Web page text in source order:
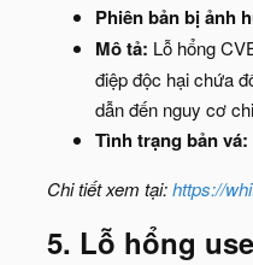
Phiên bản bị ảnh
Mô tả: Lỗ hổng
điệp độc hại chứa
dẫn đến nguy cơ
Tình trạng bản vá:
Chi tiết xem tại:https://
5. Lỗ hổng